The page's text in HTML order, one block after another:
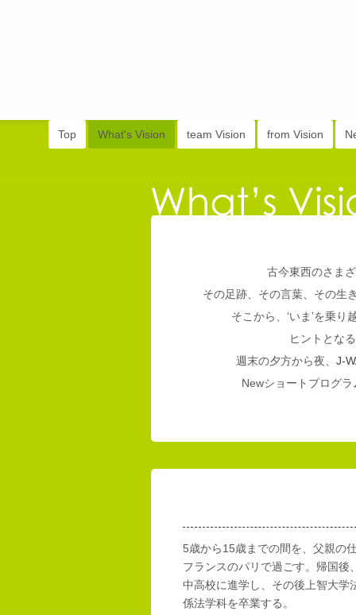
Top What's Vision team Vision from Vision
古今東西のさま
その足跡、その言葉、その生
そこから、‘いま’を乗
ヒントとな
週末の夕方から夜、 J-
Newショートプログ
5歳から15歳までの間を、父親の
フランスのパリで過ごす。帰国後
中高校に進学し、その後上智大学
係法学科を卒業する。